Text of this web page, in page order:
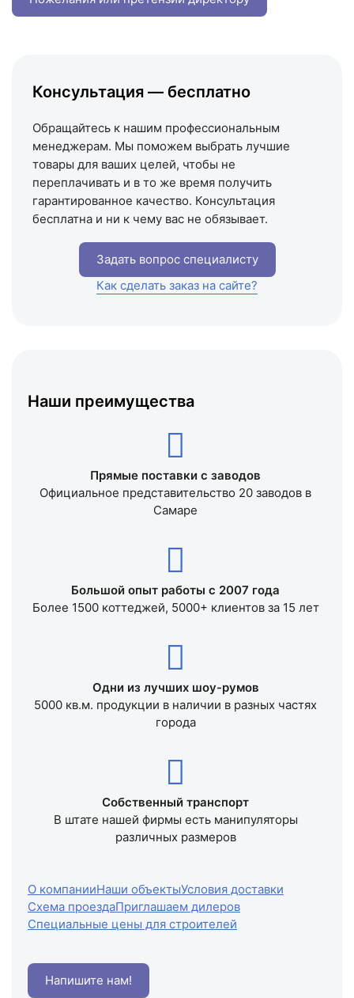
Написать в МАКС
Схема проезда
Наши преимущества
Прямые поставки с заводов
Официальное представительство 20 заводов в
Самаре
Большой опыт работы с 2007 года
Более 1500 коттеджей, 5000+ клиентов за 15 лет
Одни из лучших шоу-румов
5000 кв.м. продукции в наличии в разных частях
города
Собственный транспорт
В штате нашей фирмы есть манипуляторы
различных размеров
О компанииНаши объектыУсловия доставки
Схема проездаПриглашаем дилеров
Специальные цены для строителей
Напишите нам!
Консультация — бесплатно
Обращайтесь к нашим профессиональным
менеджерам. Мы поможем выбрать лучшие
товары для ваших целей, чтобы не
переплачивать и в то же время получить
гарантированное качество. Консультация
бесплатна и ни к чему вас не обязывает.
Задать вопрос специалисту
Как сделать заказ на сайте?